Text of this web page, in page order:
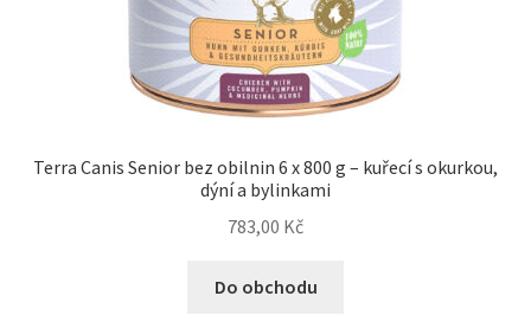
Terra Canis Senior bez obilnin 6 x 800 g – kuřecí s okurkou,
dýní a bylinkami
783,00 Kč
Do obchodu